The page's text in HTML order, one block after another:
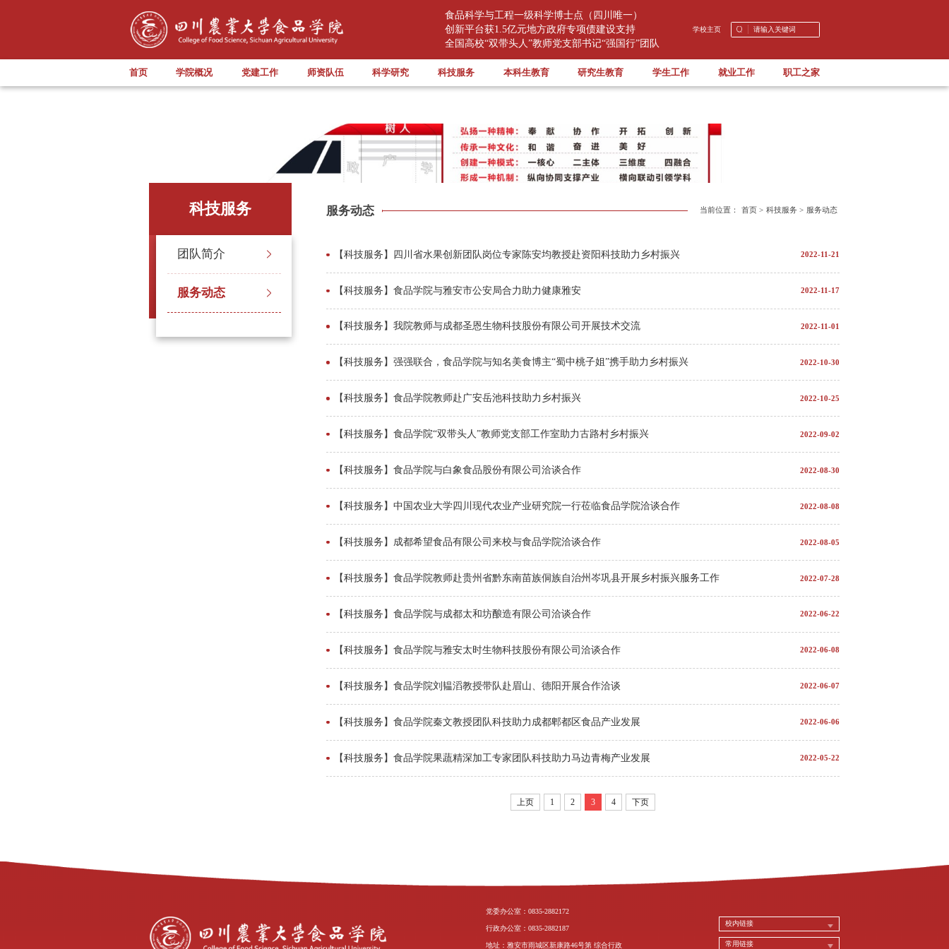
食品科学与工程一级科学博士点（四川唯一）
创新平台获1.5亿元地方政府专项债建设支持
全国高校“双带头人”教师党支部书记“强国行”团队
学校主页
首页 学院概况 党建工作 师资队伍 科学研究 科技服务 本科生教育 研究生教育 学生工作 就业工作 职工之家
科技服务
团队简介
服务动态
服务动态 当前位置： 首页 > 科技服务 > 服务动态
【科技服务】四川省水果创新团队岗位专家陈安均教授赴资阳科技助力乡村振兴 2022-11-21
【科技服务】食品学院与雅安市公安局合力助力健康雅安 2022-11-17
【科技服务】我院教师与成都圣恩生物科技股份有限公司开展技术交流 2022-11-01
【科技服务】强强联合，食品学院与知名美食博主“蜀中桃子姐”携手助力乡村振兴 2022-10-30
【科技服务】食品学院教师赴广安岳池科技助力乡村振兴 2022-10-25
【科技服务】食品学院“双带头人”教师党支部工作室助力古路村乡村振兴 2022-09-02
【科技服务】食品学院与白象食品股份有限公司洽谈合作 2022-08-30
【科技服务】中国农业大学四川现代农业产业研究院一行莅临食品学院洽谈合作 2022-08-08
【科技服务】成都希望食品有限公司来校与食品学院洽谈合作 2022-08-05
【科技服务】食品学院教师赴贵州省黔东南苗族侗族自治州岑巩县开展乡村振兴服务工作 2022-07-28
【科技服务】食品学院与成都太和坊酿造有限公司洽谈合作 2022-06-22
【科技服务】食品学院与雅安太时生物科技股份有限公司洽谈合作 2022-06-08
【科技服务】食品学院刘韫滔教授带队赴眉山、德阳开展合作洽谈 2022-06-07
【科技服务】食品学院秦文教授团队科技助力成都郫都区食品产业发展 2022-06-06
【科技服务】食品学院果蔬精深加工专家团队科技助力马边青梅产业发展 2022-05-22
上页 1 2 3 4 下页
党委办公室：0835-2882172
行政办公室：0835-2882187
地址：雅安市雨城区新康路46号第 综合行政
校内链接
常用链接